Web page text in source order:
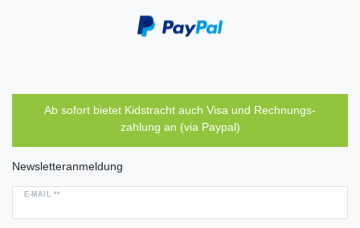
Ab sofort bietet Kidstracht auch Visa und Rechnungs-
zahlung an (via Paypal)
Newsletteranmeldung
E-MAIL **